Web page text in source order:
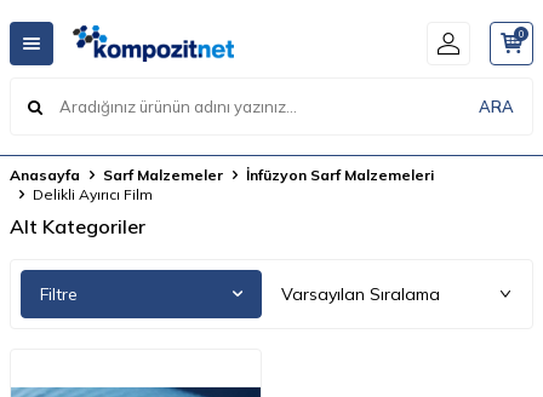
ARA
0
Anasayfa Sarf Malzemeler
İnfüzyon Sarf Malzemeleri
Delikli Ayırıcı Film
Alt Kategoriler
Filtre